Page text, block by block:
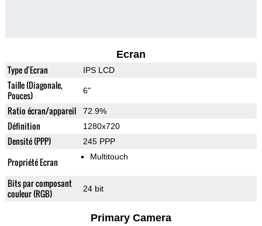
Ecran
Type d'Ecran IPS LCD
Taille (Diagonale,
Pouces)
6"
Ratio écran/appareil 72.9%
Définition 1280x720
Densité (PPP) 245 PPP
Propriété Ecran Multitouch
Bits par composant
couleur (RGB)
24 bit
Primary Camera